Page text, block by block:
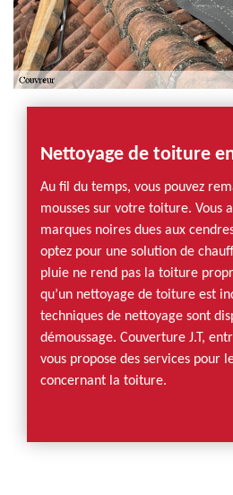
Nettoyage de toiture
Au fil du temps, vous pouvez
mousses sur votre toiture. Vous
marques noires dues aux
optez pour une solution de
pluie ne rend pas la toiture
qu’un nettoyage de toiture est
techniques de nettoyage sont
démoussage. Couverture J.T,
vous propose des services pour
concernant la toiture.